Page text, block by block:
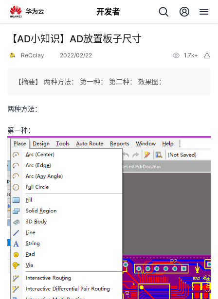
开发者
返
人
主
页
我
的
开
发
者
我
的
我
【AD小知识】AD放置板子尺寸
ReCclay 2022/02/22 1.7k+
【摘要】 两种方法： 第一种： 第二种： 效果图：
两种方法：
第一种：